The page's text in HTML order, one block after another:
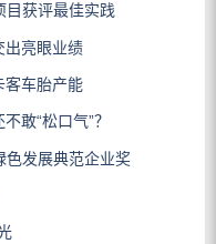
目获评最佳实践
出亮眼业绩
客车胎产能
敢“松口气”？
色发展典范企业奖